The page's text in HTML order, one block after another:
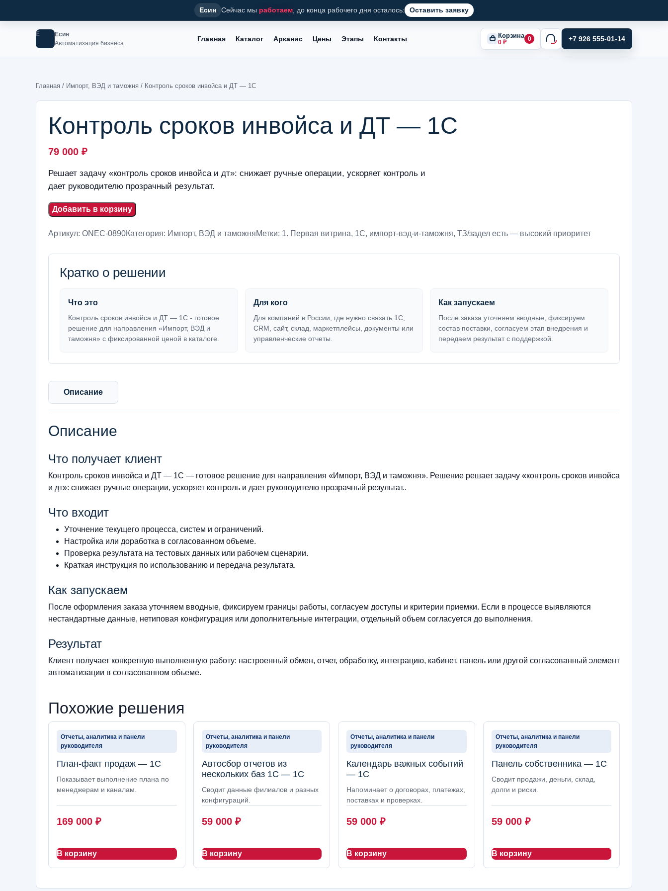
Есин Сейчас мы работаем , до конца рабочего дня осталось: Оставить заявку
Е
Есин
Автоматизация бизнеса
Главная Каталог Арканис Цены Этапы Контакты Корзина
0 ₽ 0 +7 926 555-01-14
Главная / Импорт, ВЭД и таможня / Контроль сроков инвойса и ДТ — 1С
Контроль сроков инвойса и ДТ — 1С
79 000 ₽
Решает задачу «контроль сроков инвойса и дт»: снижает ручные операции, ускоряет контроль и
дает руководителю прозрачный результат.
Добавить в корзину
Артикул: ONEC-0890Категория: Импорт, ВЭД и таможняМетки: 1. Первая витрина, 1С, импорт-вэд-и-таможня, ТЗ/задел есть — высокий приоритет
Кратко о решении
Что это
Контроль сроков инвойса и ДТ — 1С - готовое
решение для направления «Импорт, ВЭД и
таможня» с фиксированной ценой в каталоге.
Для кого
Для компаний в России, где нужно связать 1С,
CRM, сайт, склад, маркетплейсы, документы или
управленческие отчеты.
Как запускаем
После заказа уточняем вводные, фиксируем
состав поставки, согласуем этап внедрения и
передаем результат с поддержкой.
Описание
Описание
Что получает клиент
Контроль сроков инвойса и ДТ — 1С — готовое решение для направления «Импорт, ВЭД и таможня». Решение решает задачу «контроль сроков инвойса
и дт»: снижает ручные операции, ускоряет контроль и дает руководителю прозрачный результат..
Что входит
Уточнение текущего процесса, систем и ограничений.
Настройка или доработка в согласованном объеме.
Проверка результата на тестовых данных или рабочем сценарии.
Краткая инструкция по использованию и передача результата.
Как запускаем
После оформления заказа уточняем вводные, фиксируем границы работы, согласуем доступы и критерии приемки. Если в процессе выявляются
нестандартные данные, нетиповая конфигурация или дополнительные интеграции, отдельный объем согласуется до выполнения.
Результат
Клиент получает конкретную выполненную работу: настроенный обмен, отчет, обработку, интеграцию, кабинет, панель или другой согласованный элемент
автоматизации в согласованном объеме.
Похожие решения
Отчеты, аналитика и панели
руководителя
План-факт продаж — 1С
Показывает выполнение плана по
менеджерам и каналам.
169 000 ₽
В корзину
Отчеты, аналитика и панели
руководителя
Автосбор отчетов из
нескольких баз 1С — 1С
Сводит данные филиалов и разных
конфигураций.
59 000 ₽
В корзину
Отчеты, аналитика и панели
руководителя
Календарь важных событий
— 1С
Напоминает о договорах, платежах,
поставках и проверках.
59 000 ₽
В корзину
Отчеты, аналитика и панели
руководителя
Панель собственника — 1С
Сводит продажи, деньги, склад,
долги и риски.
59 000 ₽
В корзину